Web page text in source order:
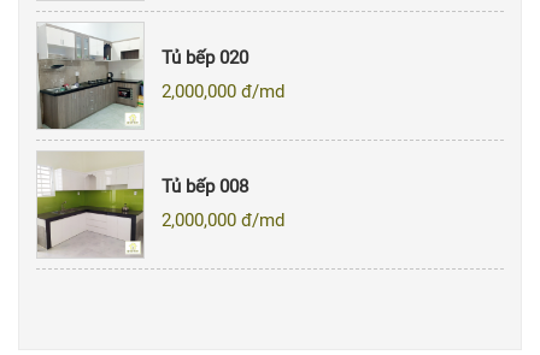
Tủ bếp 020
2,000,000đ/md
Tủ bếp 008
2,000,000đ/md